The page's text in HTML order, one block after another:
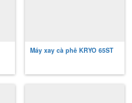
Máy xay cà phê KRYO 65ST